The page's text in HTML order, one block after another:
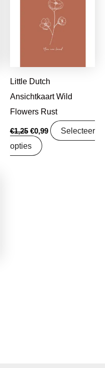
Little Dutch
Ansichtkaart Wild
Flowers Rust
€1,25 €0,99
is:
€0,99.
Selecteer
opties